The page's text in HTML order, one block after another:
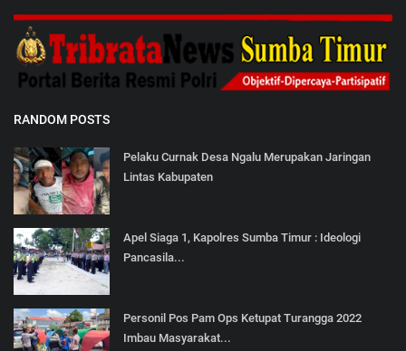
RANDOM POSTS
Pelaku Curnak Desa Ngalu Merupakan Jaringan
Lintas Kabupaten
Apel Siaga 1, Kapolres Sumba Timur : Ideologi
Pancasila...
Personil Pos Pam Ops Ketupat Turangga 2022
Imbau Masyarakat...